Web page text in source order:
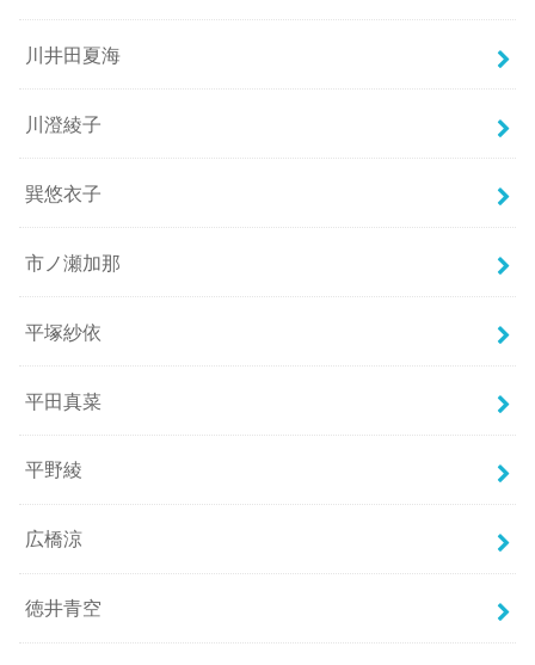
川井田夏海
川澄綾子
巽悠衣子
市ノ瀬加那
平塚紗依
平田真菜
平野綾
広橋涼
徳井青空